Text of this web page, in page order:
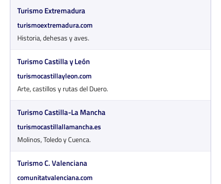
Turismo Extremadura
turismoextremadura.com
Historia, dehesas y aves.
Turismo Castilla y León
turismocastillayleon.com
Arte, castillos y rutas del Duero.
Turismo Castilla-La Mancha
turismocastillallamancha.es
Molinos, Toledo y Cuenca.
Turismo C. Valenciana
comunitatvalenciana.com